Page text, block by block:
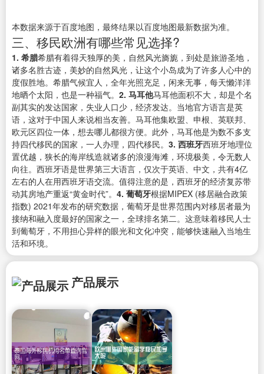
本数据来源于百度地图，最终结果以百度地图最新数据为准。
三、移民欧洲有哪些常见选择?
1. 希腊希腊有着得天独厚的美，自然风光旖旎，到处是旅游圣地，
诸多名胜古迹，美妙的自然风光，让这个小岛成为了许多人心中的
度假胜地。希腊气候宜人，全年光照充足，闲来无事，每天懒洋洋
地晒个太阳，也是一种福气。 2. 马耳他马耳他面积不大，却是个名
副其实的发达国家，失业人口少，经济发达。当地官方语言是英
语，这对于中国人来说相当友善。马耳他集欧盟、申根、英联邦、
欧元区四位一体，想去哪儿都很方便。此外，马耳他是为数不多支
持四代移民的国家，一人办理，四代移民。 3. 西班牙西班牙地理位
置优越，狭长的海岸线造就诸多的浪漫海滩，环境极美，令无数人
向往。西班牙语是世界第三大语言，仅次于英语、中文，共有4亿
左右的人在用西班牙语交流。值得注意的是，西班牙的经济复苏带
动其房地产重返“黄金时代”。 4. 葡萄牙根据MIPEX (移居融合政策
指数) 2021年发布的研究数据，葡萄牙是世界范围内对移居者最为
接纳和融入度最好的国家之一，全球排名第二。这意味着移民人士
到葡萄牙，不用担心异样的眼光和文化冲突，能够快速融入当地生
活和环境。
产品展示